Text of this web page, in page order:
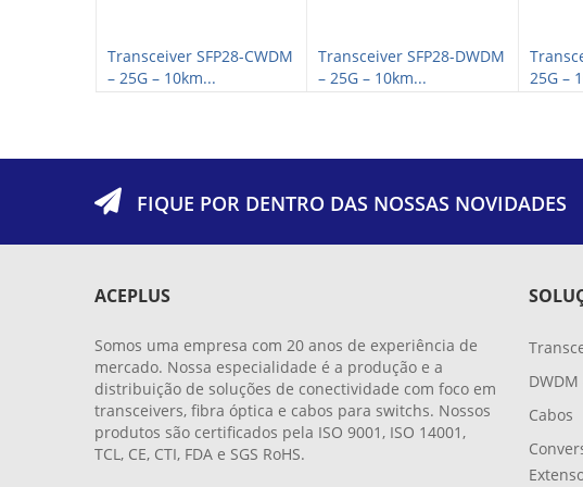
Transceiver SFP28-CWDM
– 25G – 10km...
Transceiver SFP28-DWDM
– 25G – 10km...
25G –
FIQUE POR DENTRO DAS NOSSAS NOVIDADES
ACEPLUS
Somos uma empresa com 20 anos de experiência de
mercado. Nossa especialidade é a produção e a
distribuição de soluções de conectividade com foco em
transceivers, fibra óptica e cabos para switchs. Nossos
produtos são certificados pela ISO 9001, ISO 14001,
TCL, CE, CTI, FDA e SGS RoHS.
DWDM
Cabos